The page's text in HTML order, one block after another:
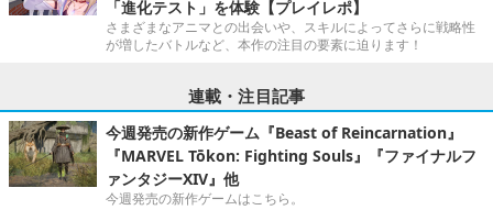
「進化テスト」を体験【プレイレポ】
さまざまなアニマとの出会いや、スキルによってさらに戦略性
が増したバトルなど、本作の注目の要素に迫ります！
連載・注目記事
今週発売の新作ゲーム『Beast of Reincarnation』
『MARVEL Tōkon: Fighting Souls』『ファイナルフ
ァンタジーXIV』他
今週発売の新作ゲームはこちら。